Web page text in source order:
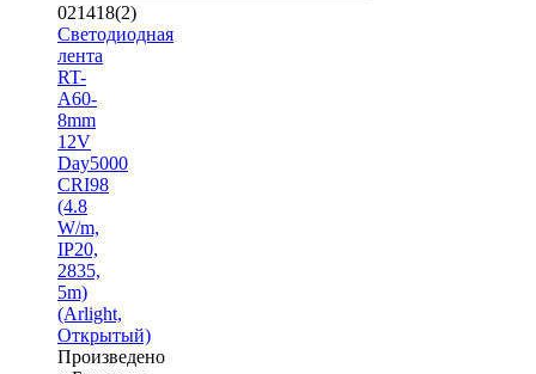
021418(2)
Светодиодная
лента
RT-
A60-
8mm
12V
Day5000
CRI98
(4.8
W/m,
IP20,
2835,
5m)
(Arlight,
Открытый)
Произведено